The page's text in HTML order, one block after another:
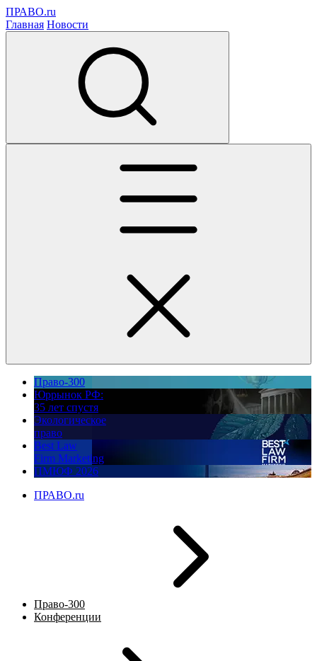
ПРАВО.ru
Главная Новости
Право-300
Юррынок РФ:
35 лет спустя
Экологическое
право
Best Law
Firm Marketing
ПМЮФ 2026
ПРАВО.ru
Право-300
Конференции